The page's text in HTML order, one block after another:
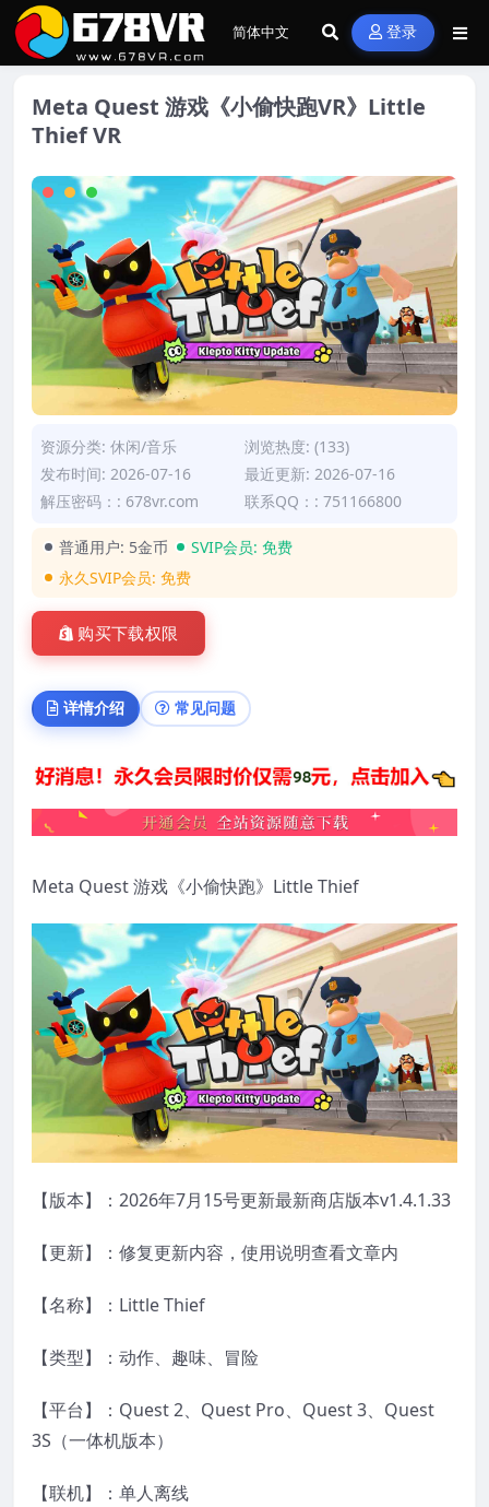
登录
Meta Quest 游戏《小偷快跑VR》Little
Thief VR
资源分类: 休闲/音乐
浏览热度: (133)
发布时间: 2026-07-16
最近更新: 2026-07-16
解压密码：: 678vr.com
联系QQ：: 751166800
普通用户: 5金币 SVIP会员: 免费
永久SVIP会员: 免费
购买下载权限
详情介绍 常见问题
Meta Quest 游戏《小偷快跑》Little Thief
【版本】：2026年7月15号更新最新商店版本v1.4.1.33
【更新】：修复更新内容，使用说明查看文章内
【名称】：Little Thief
【类型】：动作、趣味、冒险
【平台】：Quest 2、Quest Pro、Quest 3、Quest
3S（一体机版本）
【联机】：单人离线